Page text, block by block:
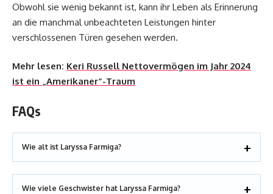
Obwohl sie wenig bekannt ist, kann ihr Leben als Erinnerung
an die manchmal unbeachteten Leistungen hinter
verschlossenen Türen gesehen werden.
Mehr lesen: Keri Russell Nettovermögen im Jahr 2024
ist ein „Amerikaner“-Traum
FAQs
Wie alt ist Laryssa Farmiga?
Wie viele Geschwister hat Laryssa Farmiga?